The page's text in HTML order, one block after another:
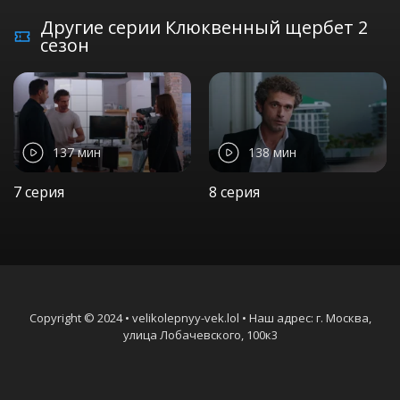
Другие серии Клюквенный щербет 2
сезон
137 мин
7 серия
138 мин
8 серия
Copyright © 2024 • velikolepnyy-vek.lol • Наш адрес: г. Москва,
улица Лобачевского, 100к3